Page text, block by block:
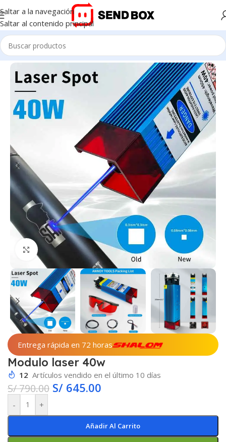
Saltar a la navegación
Saltar al contenido principal
Inicio/Accesorios CNC
Haga clic para ampliar
Entrega rápida en 72 horas
Modulo laser 40w
12 Artículos vendido en el último 10 días
S/790.00 S/ 645.00
- +
Añadir Al Carrito